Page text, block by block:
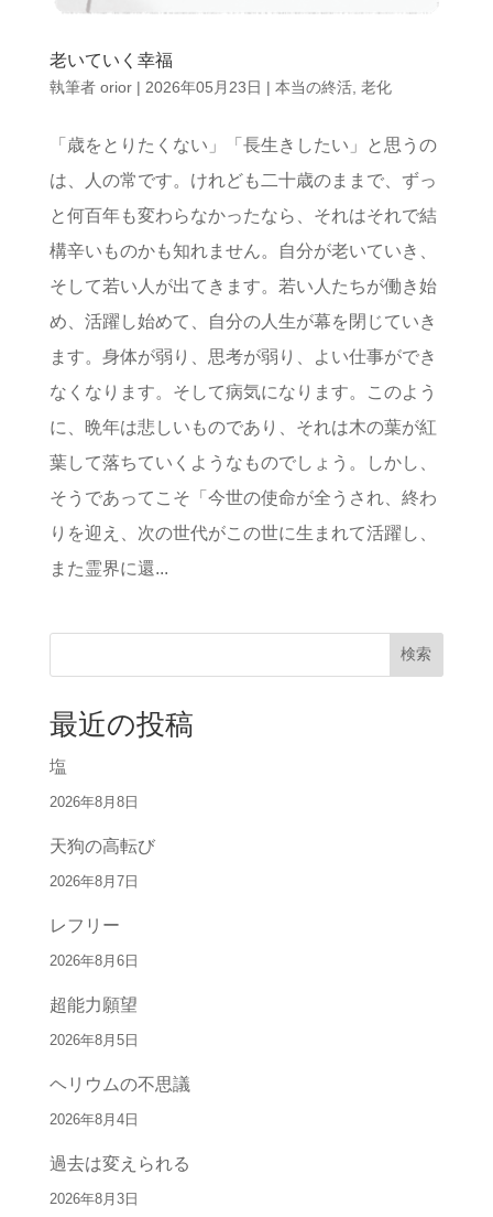
老いていく幸福
執筆者 orior| 2026年05月23日 | 本当の終活, 老化
「歳をとりたくない」「長生きしたい」と思うの
は、人の常です。けれども二十歳のままで、ずっ
と何百年も変わらなかったなら、それはそれで結
構辛いものかも知れません。自分が老いていき、
そして若い人が出てきます。若い人たちが働き始
め、活躍し始めて、自分の人生が幕を閉じていき
ます。身体が弱り、思考が弱り、よい仕事ができ
なくなります。そして病気になります。このよう
に、晩年は悲しいものであり、それは木の葉が紅
葉して落ちていくようなものでしょう。しかし、
そうであってこそ「今世の使命が全うされ、終わ
りを迎え、次の世代がこの世に生まれて活躍し、
また霊界に還...
検索
最近の投稿
塩
2026年8月8日
天狗の高転び
2026年8月7日
レフリー
2026年8月6日
超能力願望
2026年8月5日
ヘリウムの不思議
2026年8月4日
過去は変えられる
2026年8月3日